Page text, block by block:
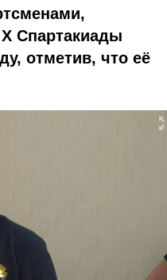
Спартакиады
отметив, что её